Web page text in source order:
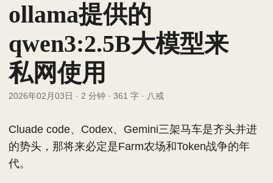
ollama提供的
qwen3:2.5B大模型来
私网使用
2026年02月03日 · 2 分钟 · 361 字 · 八戒
Cluade code、Codex、Gemini三架马车是齐头并进
的势头，那将来必定是Farm农场和Token战争的年
代。